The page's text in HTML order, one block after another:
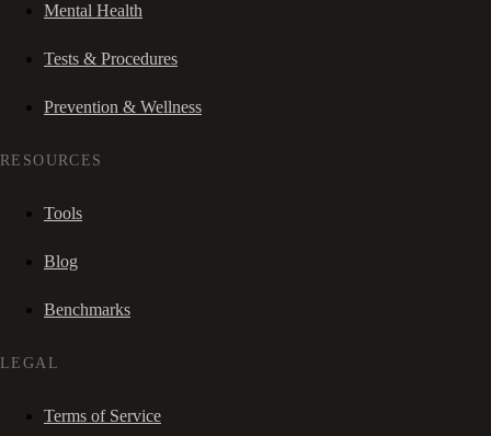
Mental Health
Tests & Procedures
Prevention & Wellness
RESOURCES
Tools
Blog
Benchmarks
LEGAL
Terms of Service